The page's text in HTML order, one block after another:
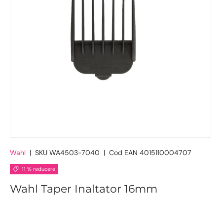
Wahl | SKU WA4503-7040 | Cod EAN 4015110004707
11 % reducere
Wahl Taper Inaltator 16mm